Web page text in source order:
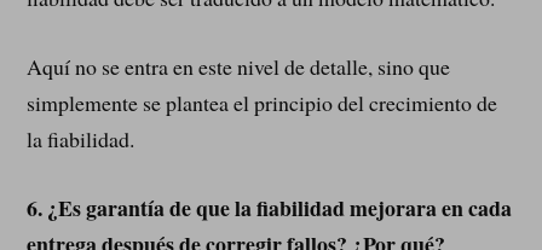
Aquí no se entra en este nivel de detalle, sino que
simplemente se plantea el principio del crecimiento de
la fiabilidad.
6.¿Es garantía de que la fiabilidad mejorara en cada